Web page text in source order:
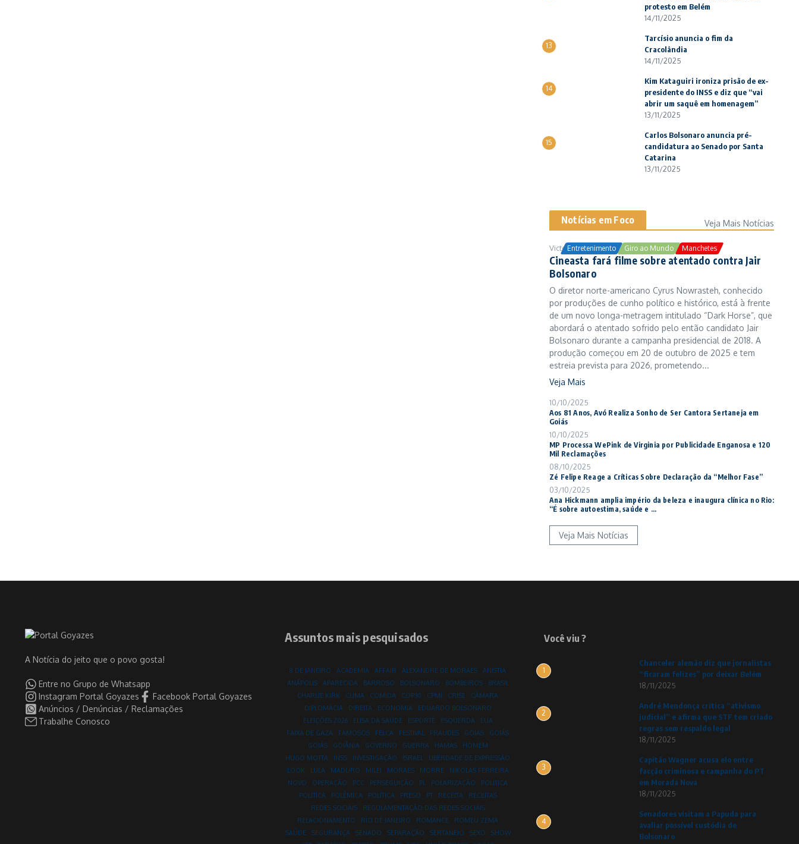
protesto em Belém
14/11/2025
13
Tarcísio anuncia o fim da
Cracolândia
14/11/2025
14
Kim Kataguiri ironiza prisão de ex-
presidente do INSS e diz que “vai
abrir um saquê em homenagem”
13/11/2025
15
Carlos Bolsonaro anuncia pré-
candidatura ao Senado por Santa
Catarina
13/11/2025
Notícias em Foco Veja Mais Notícias
Entretenimento Giro ao Mundo Manchetes
Victor Samuel 24/10/2025
Cineasta fará filme sobre atentado contra Jair
Bolsonaro
O diretor norte-americano Cyrus Nowrasteh, conhecido
por produções de cunho político e histórico, está à frente
de um novo longa-metragem intitulado “Dark Horse”, que
abordará o atentado sofrido pelo então candidato Jair
Bolsonaro durante a campanha presidencial de 2018. A
produção começou em 20 de outubro de 2025 e tem
estreia prevista para 2026, prometendo...
Veja Mais
10/10/2025
Aos 81 Anos, Avó Realiza Sonho de Ser Cantora Sertaneja em
Goiás
10/10/2025
MP Processa WePink de Virginia por Publicidade Enganosa e 120
Mil Reclamações
08/10/2025
Zé Felipe Reage a Críticas Sobre Declaração da “Melhor Fase”
03/10/2025
Ana Hickmann amplia império da beleza e inaugura clínica no Rio:
“É sobre autoestima, saúde e ...
Veja Mais Notícias
A Notícia do jeito que o povo gosta!
Entre no Grupo de Whatsapp
Instagram Portal Goyazes
Facebook Portal Goyazes
Anúncios / Denúncias / Reclamações
Trabalhe Conosco
Assuntos mais pesquisados
8 DE JANEIRO ACADEMIA AFFAIR ALEXANDRE DE MORAES
ANISTIA
ANÁPOLIS
APARECIDA BARROSO BOLSONARO BOMBEIROS
BRASIL
CHARLIE KIRK
CLIMA COMIDA COP30 CPMI CRISE
CÂMARA
DIPLOMACIA
DIREITA ECONOMIA
EDUARDO BOLSONARO
ELEIÇÕES 2026
ELISA DA SAÚDE ESPORTE ESQUERDA
EUA
FAIXA DE GAZA
FAMOSOS FELCA FESTIVAL FRAUDES GOIAS
GOIÁS
GOIÁS
GOIÂNIA GOVERNO GUERRA HAMAS
HOMEM
HUGO MOTTA
INSS INVESTIGAÇÃO ISRAEL
LIBERDADE DE EXPRESSÃO
LOOK
LULA MADURO MILEI MORAES MORRE
NIKOLAS FERREIRA
NOVO
OPERAÇÃO PCC PERSEGUIÇÃO PL POLARIZAÇÃO
POLITICA
POLITÍCA
POLÊMICA POLÍTICA PRESO PT RECEITA
RECEITAS
REDES SOCIAIS
REGULAMENTAÇÃO DAS REDES SOCIAIS
RELACIONAMENTO
RIO DE JANEIRO ROMANCE
ROMEU ZEMA
SAÚDE
SEGURANÇA SENADO SEPARAÇÃO SERTANEJO SEXO
SHOW
Você viu ?
1
Chanceler alemão diz que jornalistas
“ficaram felizes” por deixar Belém
18/11/2025
2
André Mendonça critica “ativismo
judicial” e afirma que STF tem criado
regras sem respaldo legal
18/11/2025
3
Capitão Wagner acusa elo entre
facção criminosa e campanha do PT
em Morada Nova
18/11/2025
4
Senadores visitam a Papuda para
avaliar possível custódia de
Bolsonaro